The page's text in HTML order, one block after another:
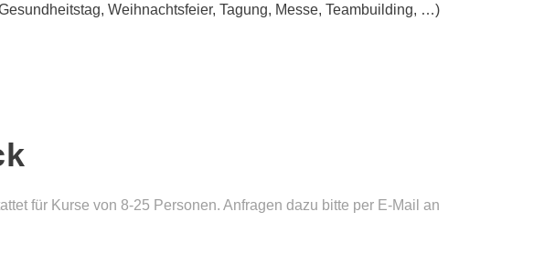
Weihnachtsfeier, Tagung, Messe, Teambuilding, …)
für Kurse von 8-25 Personen. Anfragen dazu bitte per E-Mail an